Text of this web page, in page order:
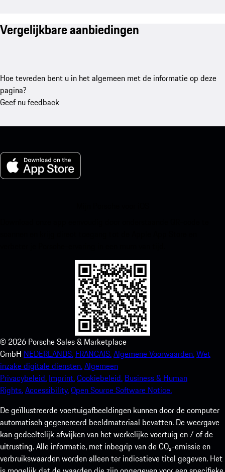
Vergelijkbare aanbiedingen
Hoe tevreden bent u in het algemeen met de informatie op deze
pagina?
Geef nu feedback
© 2026 Porsche Sales & Marketplace
GmbH NEDERLANDS. FRANCAIS.Algemene Voorwaarden.Wet
inzake digitale diensten.Algemeen
Privacybeleid. Imprint.Cookiebeleid. Business & Human
Rights.Accessibility.Open Source Software Notice.
De geïllustreerde voertuigafbeeldingen kunnen door de computer
automatisch gegenereerd beeldmateriaal bevatten. De weergave
kan gedeeltelijk afwijken van het werkelijke voertuig en / of de
uitrusting. Alle informatie, met inbegrip van de CO₂-emissie en
verbruikswaarden worden alleen ter indicatieve titel gegeven. Het